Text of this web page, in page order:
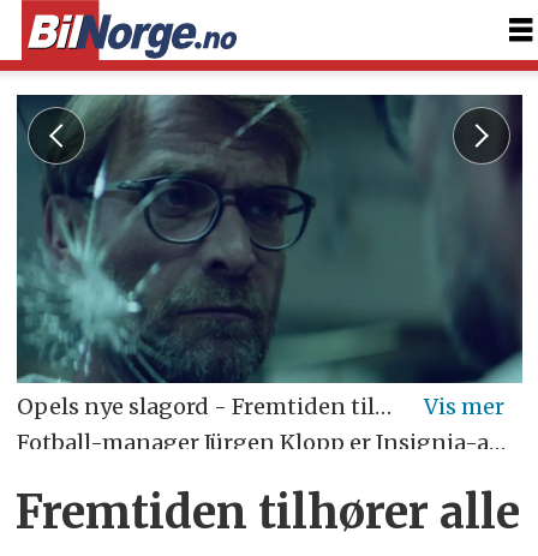
Opels nye slagord - Fremtiden tilhører alle
Fotball-manager Jürgen Klopp er Insignia-ambassadør i Tyskland
Fremtiden tilhører alle